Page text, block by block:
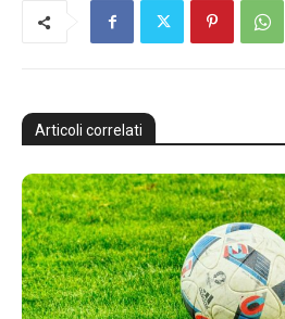
Articoli correlati